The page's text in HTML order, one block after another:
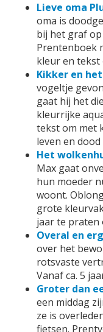
Lieve oma
oma is
bij het graf
Prentenboek
kleur en tekst
Kikker en
vogeltje
gaat hij het
kleurrijke
tekst om met
leven en
Het
Max gaat
hun moeder
woont.
grote
jaar te praten
Overal en
over het
rotsvaste
Vanaf ca. 5
Groter dan
een middag
ze is
fietsen.